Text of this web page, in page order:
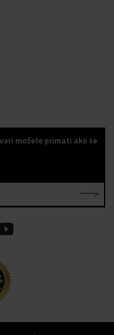
možete primati ako se